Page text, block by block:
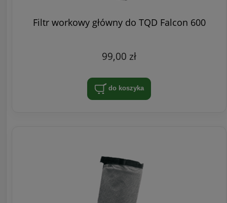
Filtr workowy główny do TQD Falcon 600
99,00 zł
do koszyka